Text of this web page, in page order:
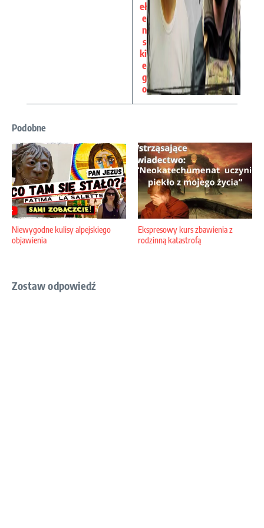
eł
e
n
s
ki
e
g
o
Podobne
Niewygodne kulisy alpejskiego
objawienia
Ekspresowy kurs zbawienia z
rodzinną katastrofą
Zostaw odpowiedź